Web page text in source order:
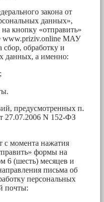
закона от
данных»,
кнопку «отправить»
www.priziv.online МАУ
обработку и
данных, а именно:
предусмотренных п.
27.07.2006 N 152-ФЗ
с момента нажатия
формы на
6 (шесть) месяцев и
письма об
персональных
почты: